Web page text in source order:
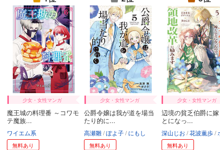
少女・女性マンガ
魔王城の料理番 ～コワモ
テ魔族...
ワイエム系
無料あり
少女・女性マンガ
公爵令嬢は我が道を場当
たり的に...
高瀬雛 ぽよ子 にもし
無料あり
少女・女性マンガ
辺境の貧乏伯爵に
とになっ...
深山じお 花波薫歩 ボ
無料あり